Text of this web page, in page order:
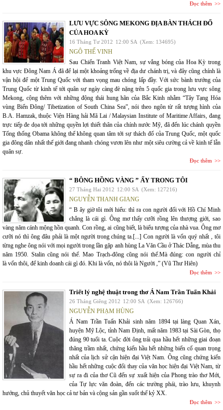
Đọc thêm
LƯU VỰC SÔNG MEKONG ĐỊA BÀN THÁCH ĐỐ
CỦA HOA KỲ
16 Tháng Tư 2012 12:00 SA (Xem: 134695)
NGÔ THẾ VINH
Sau Chiến Tranh Việt Nam, sự vắng bóng của Hoa Kỳ trong
khu vực Đông Nam Á đã để lại một khoảng trống về địa dư chánh trị, và đây cũng chính là
vận hội để một Trung Quốc với tham vọng mau chóng lấp đầy. Với sức bành trướng của
Trung Quốc từ kinh tế tới quân sự ngày càng đè nặng trên 5 quốc gia trong lưu vực sông
Mekong, cộng thêm với những động thái hung hãn của Bắc Kinh nhằm “Tây Tạng Hóa
vùng Biển Đông/ Tibetization of South China Sea”, nói theo ngôn từ rất tượng hình của
B.A. Hamzak, thuộc Viện Hàng hải Mã Lai / Malaysian Institute of Maritime Affairs, đang
trực tiếp đe dọa tới những quyền lợi thiết thân của chính nước Mỹ, đã đến lúc chánh quyền
Tổng thống Obama không thể không quan tâm tới sự thách đố của Trung Quốc, một quốc
gia đông dân nhất thế giới đang nhanh chóng vươn lên như một siêu cường cả về kinh tế lẫn
quân sự.
Đọc thêm
“ BÔNG HỒNG VÀNG ” ẤY TRONG TÔI
27 Tháng Hai 2012 12:00 SA (Xem: 127216)
NGUYỄN THANH GIANG
“ B ây giờ tôi mới hiểu: thì ra con người đối với Hồ Chí Minh
chẳng là cái gì. Ông mơ thấy cưỡi rồng lên thượng giới, sao
vàng năm cánh mộng hồn quanh. Con rồng, ai cũng biết, là biểu tượng của nhà vua. Ông mơ
cưỡi nó thì ông đâu phải là một người trong chúng ta.[...] Con người là vốn quý nhất , tôi
từng nghe ông nói với mọi người trong lần gặp anh hùng La Văn Cầu ở Thác Dẫng, mùa thu
năm 1950. Stalin cũng nói thế. Mao Trạch-đông cũng nói thế.Mà đúng: con người chỉ
là vốn thôi, để kinh doanh cái gì đó. Khi là vốn, nó thôi là Người ,” (Vũ Thư Hiên)
Đọc thêm
Triết lý nghệ thuật trong thơ Á Nam Trần Tuấn Khải
26 Tháng Giêng 2012 12:00 SA (Xem: 126766)
NGUYỄN PHẠM HÙNG
Á Nam Trần Tuấn Khải sinh năm 1894 tại làng Quan Xán,
huyện Mỹ Lộc, tỉnh Nam Định, mất năm 1983 tại Sài Gòn, thọ
đúng 90 tuổi ta. Cuộc đời ông trải qua hầu hết những giai đoạn
thăng trầm nhất, chứng kiến hầu hết những biến cố quan trọng
nhất của lịch sử cận hiện đại Việt Nam. Ông cũng chứng kiến
hầu hết những cuộc đổi thay của văn học hiện đại Việt Nam, từ
sự ra đi của thơ Cũ đến sự xuất hiện của Phong trào thơ Mới,
của Tự lực văn đoàn, đến các trường phái, trào lưu, khuynh
hướng, chủ thuyết văn học cả tư bản và cộng sản gần suốt thế kỷ XX.
Đọc thêm